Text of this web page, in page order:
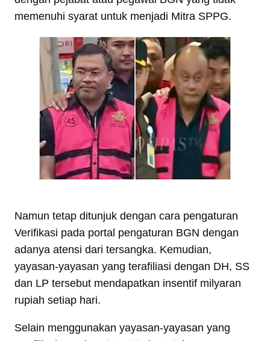
memenuhi syarat untuk menjadi Mitra SPPG.
Namun tetap ditunjuk dengan cara pengaturan
Verifikasi pada portal pengaturan BGN dengan
adanya atensi dari tersangka. Kemudian,
yayasan-yayasan yang terafiliasi dengan DH, SS
dan LP tersebut mendapatkan insentif milyaran
rupiah setiap hari.
Selain menggunakan yayasan-yayasan yang